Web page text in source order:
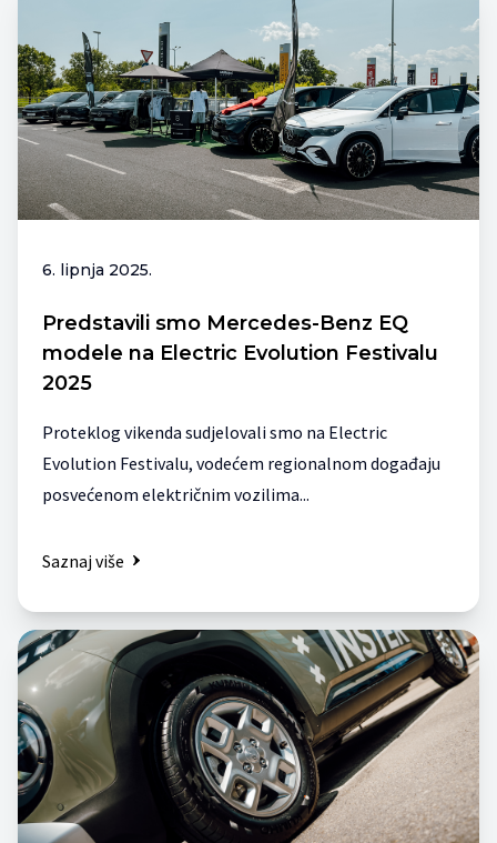
6. lipnja 2025.
Predstavili smo Mercedes-Benz EQ
modele na Electric Evolution Festivalu
2025
Proteklog vikenda sudjelovali smo na Electric
Evolution Festivalu, vodećem regionalnom događaju
posvećenom električnim vozilima...
Saznaj više